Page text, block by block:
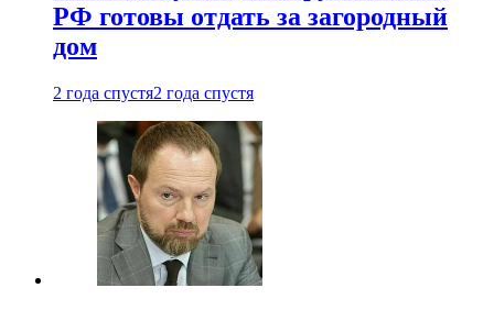
РФ готовы отдать за загородный
дом
2 года спустя2 года спустя